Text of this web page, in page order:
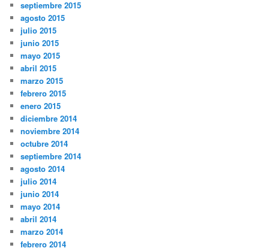
septiembre 2015
agosto 2015
julio 2015
junio 2015
mayo 2015
abril 2015
marzo 2015
febrero 2015
enero 2015
diciembre 2014
noviembre 2014
octubre 2014
septiembre 2014
agosto 2014
julio 2014
junio 2014
mayo 2014
abril 2014
marzo 2014
febrero 2014